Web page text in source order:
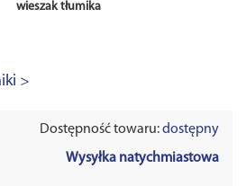
wieszak tłumika
>
Dostępność towaru:dostępny
Wysyłka natychmiastowa